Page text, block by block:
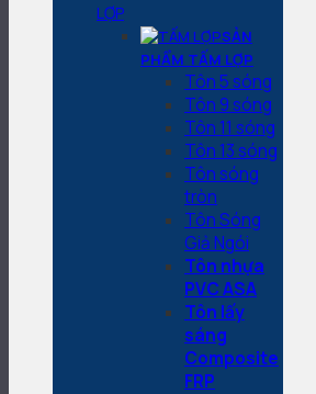
LỢP
SẢN
PHẨM TẤM LỢP
Tôn 5 sóng
Tôn 9 sóng
Tôn 11 sóng
Tôn 13 sóng
Tôn sóng
tròn
Tôn Sóng
Giả Ngói
Tôn nhựa
PVC ASA
Tôn lấy
sáng
Composite
FRP